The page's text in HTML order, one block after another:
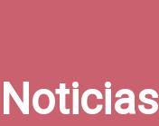
Noticias